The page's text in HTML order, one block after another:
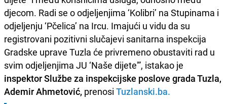
djecom. Radi se o odjeljenjima ‘Kolibri’ na Stupinama i
odjeljenju ‘Pčelica’ na Ircu. Imajući u vidu da su
registrovani pozitivni slučajevi sanitarna inspekcija
Gradske uprave Tuzla će privremeno obustaviti rad u
svim odjeljenjima JU ‘Naše dijete'”, istakao je
inspektor Službe za inspekcijske poslove grada Tuzla,
Ademir Ahmetović, prenosi Tuzlanski.ba.